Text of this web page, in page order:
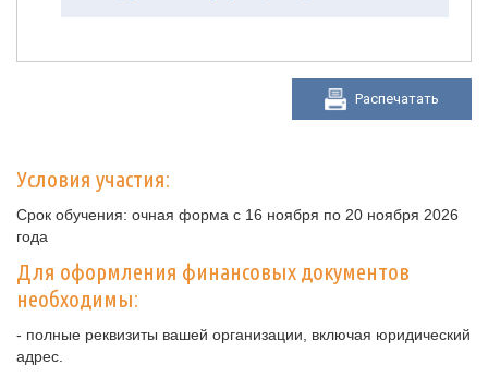
Распечатать
Условия участия:
Срок обучения: очная форма с 16 ноября по 20 ноября 2026
года
Для оформления финансовых документов
необходимы:
- полные реквизиты вашей организации, включая юридический
адрес.